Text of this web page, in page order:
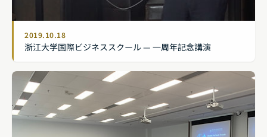
2019.10.18
浙江大学国際ビジネススクール — 一周年記念講演